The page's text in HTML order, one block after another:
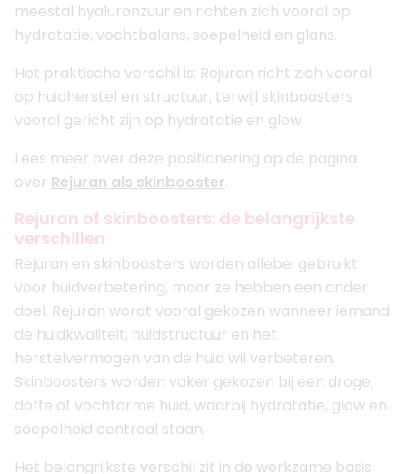
meestal hyaluronzuur en richten zich vooral op
hydratatie, vochtbalans, soepelheid en glans.
Het praktische verschil is: Rejuran richt zich vooral
op huidherstel en structuur, terwijl skinboosters
vooral gericht zijn op hydratatie en glow.
Lees meer over deze positionering op de pagina
over Rejuran als skinbooster.
Rejuran of skinboosters: de belangrijkste
verschillen
Rejuran en skinboosters worden allebei gebruikt
voor huidverbetering, maar ze hebben een ander
doel. Rejuran wordt vooral gekozen wanneer iemand
de huidkwaliteit, huidstructuur en het
herstelvermogen van de huid wil verbeteren.
Skinboosters worden vaker gekozen bij een droge,
doffe of vochtarme huid, waarbij hydratatie, glow en
soepelheid centraal staan.
Het belangrijkste verschil zit in de werkzame basis